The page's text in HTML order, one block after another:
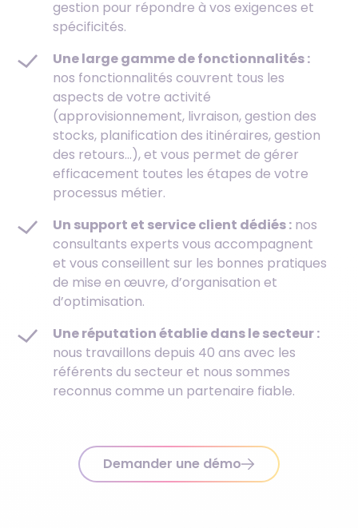
gestion pour répondre à vos exigences et
spécificités.
Une large gamme de fonctionnalités :
nos fonctionnalités couvrent tous les
aspects de votre activité
(approvisionnement, livraison, gestion des
stocks, planification des itinéraires, gestion
des retours…), et vous permet de gérer
efficacement toutes les étapes de votre
processus métier.
Un support et service client dédiés : nos
consultants experts vous accompagnent
et vous conseillent sur les bonnes pratiques
de mise en œuvre, d’organisation et
d’optimisation.
Une réputation établie dans le secteur :
nous travaillons depuis 40 ans avec les
référents du secteur et nous sommes
reconnus comme un partenaire fiable.
Demander une démo